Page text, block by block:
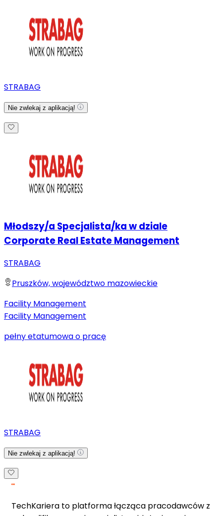
STRABAG
Nie zwlekaj z aplikacją!
Młodszy/a Specjalista/ka w dziale
Corporate Real Estate Management
STRABAG
Pruszków, województwo mazowieckie
Facility Management
Facility Management
pełny etatumowa o pracę
STRABAG
Nie zwlekaj z aplikacją!
TechKariera to platforma łącząca pracodawców z